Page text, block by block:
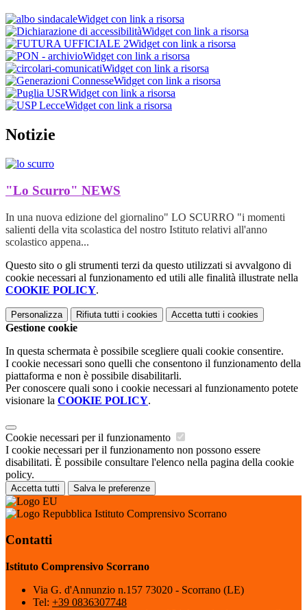
Widget con link a risorsa
Widget con link a risorsa
Widget con link a risorsa
Widget con link a risorsa
Widget con link a risorsa
Widget con link a risorsa
Widget con link a risorsa
Widget con link a risorsa
Notizie
"Lo Scurro" NEWS
In una nuova edizione del giornalino" LO SCURRO "i momenti
salienti della vita scolastica del nostro Istituto relativi all'anno
scolastico appena...
Questo sito o gli strumenti terzi da questo utilizzati si avvalgono di
cookie necessari al funzionamento ed utili alle finalità illustrate nella
COOKIE POLICY.
Personalizza Rifiuta tutti i cookies Accetta tutti i cookies
Gestione cookie
In questa schermata è possibile scegliere quali cookie consentire.
I cookie necessari sono quelli che consentono il funzionamento della
piattaforma e non è possibile disabilitarli.
Per conoscere quali sono i cookie necessari al funzionamento potete
visionare la COOKIE POLICY.
Cookie necessari per il funzionamento
I cookie necessari per il funzionamento non possono essere
disabilitati. È possibile consultare l'elenco nella pagina della cookie
policy.
Accetta tutti Salva le preferenze
Istituto Comprensivo Scorrano
Contatti
Istituto Comprensivo Scorrano
Via G. d'Annunzio n.157 73020 - Scorrano (LE)
Tel: +39 0836307748